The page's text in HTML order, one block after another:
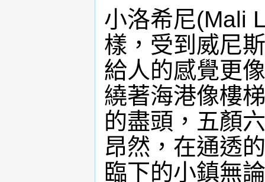
小洛希尼(Mali
樣，受到威尼
給人的感覺更
繞著海港像樓
的盡頭，五顏
昂然，在通透
臨下的小鎮無